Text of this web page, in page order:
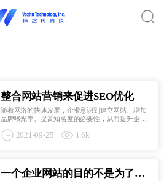
整合网站营销来促进SEO优化
随着网络的快速发展，企业意识到建立网站、增加
品牌曝光率、提高知名度的必要性，从而提升企业
这需要整合网站营销来促进SEO优化。自从网站营
2021-09-25 1.6k
一个企业网站的目的不是为了营